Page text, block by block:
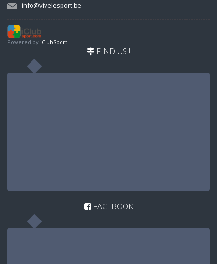
info@vivelesport.be
Powered by iClubSport
FIND US !
FACEBOOK